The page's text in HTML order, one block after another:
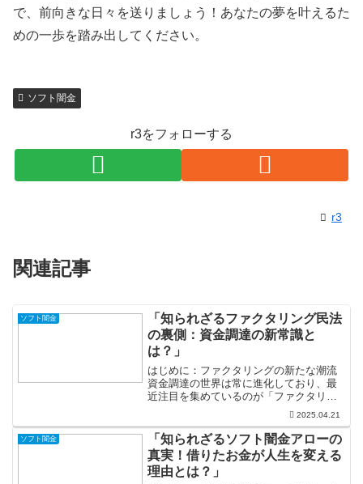
で、前向きな日々を送りましょう！あなたの夢を叶えるた
めの一歩を踏み出してください。
ソフト闇金
r3をフォローする
r3
関連記事
ソフト闇金
「知られざるファクタリング民法
の裏側：資金調達の新常識と
は？」
はじめに：ファクタリングの新たな潮流
資金調達の世界は常に進化しており、最
近注目を集めているのが「ファクタリン
グ」という手法です。これは、企業が売
りを改善する仕組みです。ファクタリン
グは、ビジネスの成長を支...
2025.04.21
ソフト闇金
「知られざるソフト闇金アローの
真実！借りたお金が人生を変える
理由とは？」